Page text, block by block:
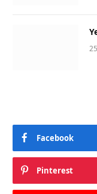
Facebook
Pinterest